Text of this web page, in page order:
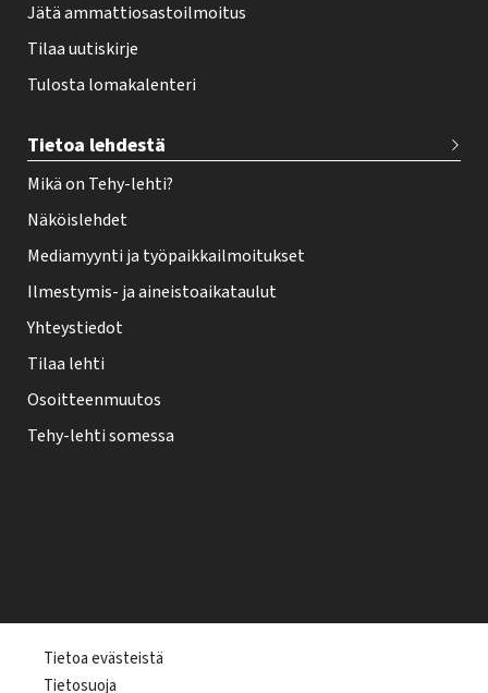
Jätä ammattiosastoilmoitus
Tilaa uutiskirje
Tulosta lomakalenteri
Tietoa lehdestä
Mikä on Tehy-lehti?
Näköislehdet
Mediamyynti ja työpaikkailmoitukset
Ilmestymis- ja aineistoaikataulut
Yhteystiedot
Tilaa lehti
Osoitteenmuutos
Tehy-lehti somessa
Tietoa evästeistä
Tietosuoja